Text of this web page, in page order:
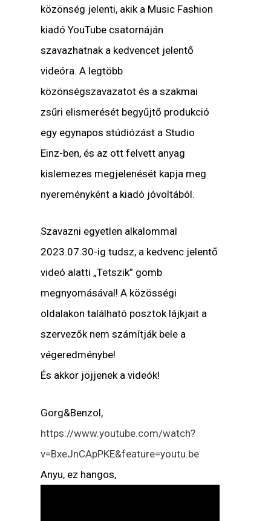
közönség jelenti, akik a Music Fashion
kiadó YouTube csatornáján
szavazhatnak a kedvencet jelentő
videóra. A legtöbb
közönségszavazatot és a szakmai
zsűri elismerését begyűjtő produkció
egy egynapos stúdiózást a Studio
Einz-ben, és az ott felvett anyag
kislemezes megjelenését kapja meg
nyereményként a kiadó jóvoltából.
Szavazni egyetlen alkalommal
2023.07.30-ig tudsz, a kedvenc jelentő
videó alatti „Tetszik” gomb
megnyomásával! A közösségi
oldalakon található posztok lájkjait a
szervezők nem számítják bele a
végeredménybe!
És akkor jöjjenek a videók!
Gorg&Benzol,
https://www.youtube.com/watch?
v=BxeJnCApPKE&feature=youtu.be
Anyu, ez hangos,